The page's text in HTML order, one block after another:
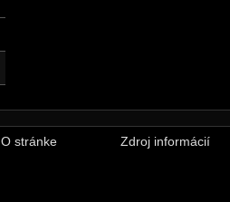
O stránke Zdroj informácií